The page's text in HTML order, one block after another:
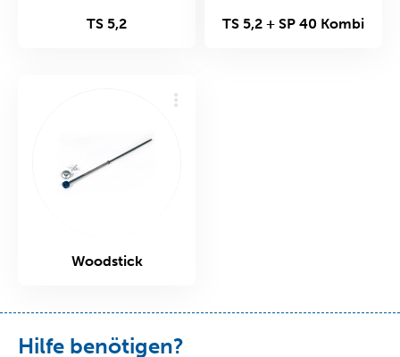
TS 5,2 TS 5,2 + SP 40 Kombi
Woodstick
Hilfe benötigen?